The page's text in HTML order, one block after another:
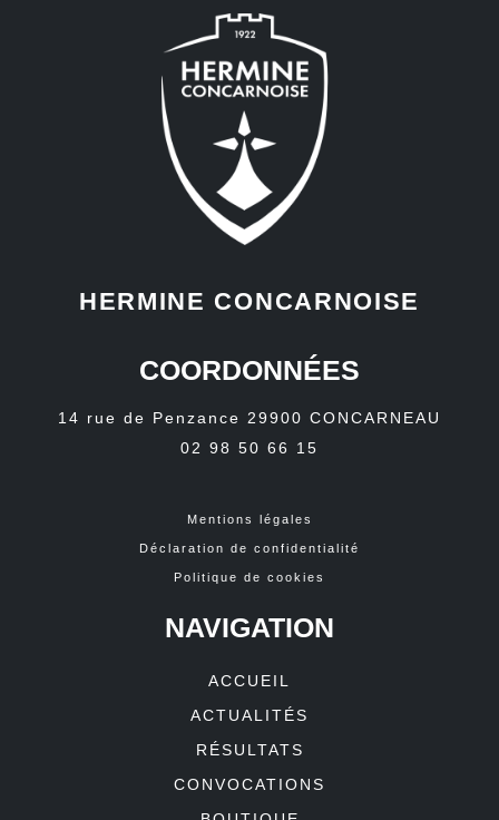
HERMINE CONCARNOISE
COORDONNÉES
14 rue de Penzance 29900 CONCARNEAU
02 98 50 66 15
Mentions légales
Déclaration de confidentialité
Politique de cookies
NAVIGATION
ACCUEIL
ACTUALITÉS
RÉSULTATS
CONVOCATIONS